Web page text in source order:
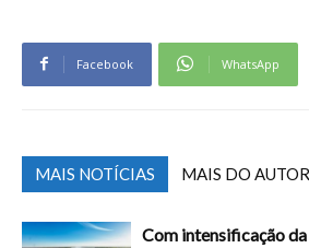
Facebook WhatsApp
MAIS NOTÍCIAS MAIS DO AUTOR
Com intensificação